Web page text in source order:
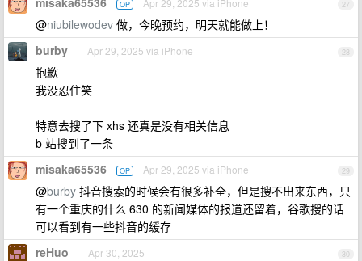
27
OP Apr 29, 2025 via iPhone
@niubilewodev 做，今晚预约，明天就能做上！
28
burby Apr 29, 2025 via iPhone
抱歉
我没忍住笑
特意去搜了下 xhs 还真是没有相关信息
b 站搜到了一条
29
misaka65536 OP Apr 29, 2025 via iPhone
@burby 抖音搜索的时候会有很多补全，但是搜不出来东西，只
有一个重庆的什么 630 的新闻媒体的报道还留着，谷歌搜的话
可以看到有一些抖音的缓存
30
reHuo Apr 30, 2025